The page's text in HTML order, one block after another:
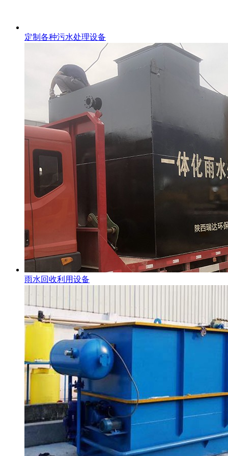
定制各种污水处理设备
雨水回收利用设备